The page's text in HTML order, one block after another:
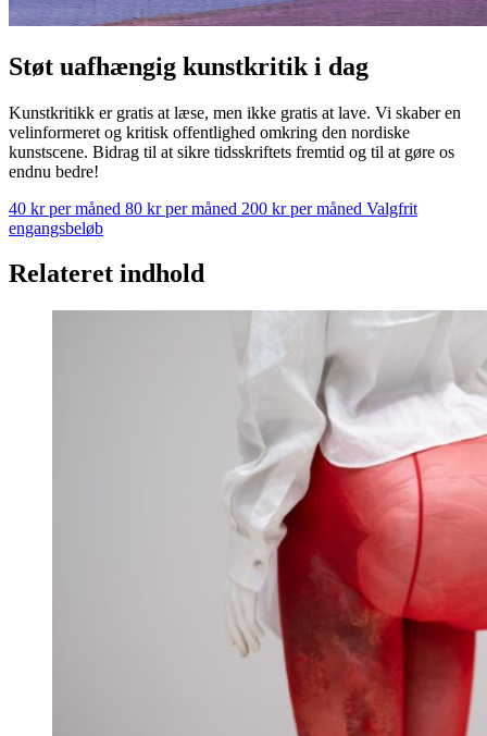
Støt uafhængig kunstkritik i dag
Kunstkritikk er gratis at læse, men ikke gratis at lave. Vi skaber en
velinformeret og kritisk offentlighed omkring den nordiske
kunstscene. Bidrag til at sikre tidsskriftets fremtid og til at gøre os
endnu bedre!
40 kr per måned 80 kr per måned 200 kr per måned Valgfrit
engangsbeløb
Relateret indhold